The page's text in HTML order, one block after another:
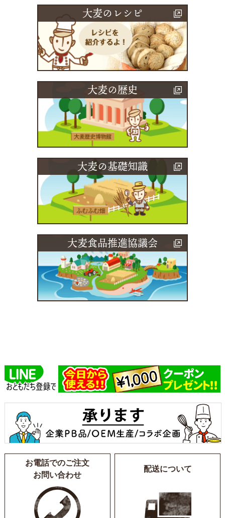
大麦のレシピ
大麦の歴史
大麦の基礎知識
大麦食品推進協議会
お電話でのご注文
お問い合わせ
配送について